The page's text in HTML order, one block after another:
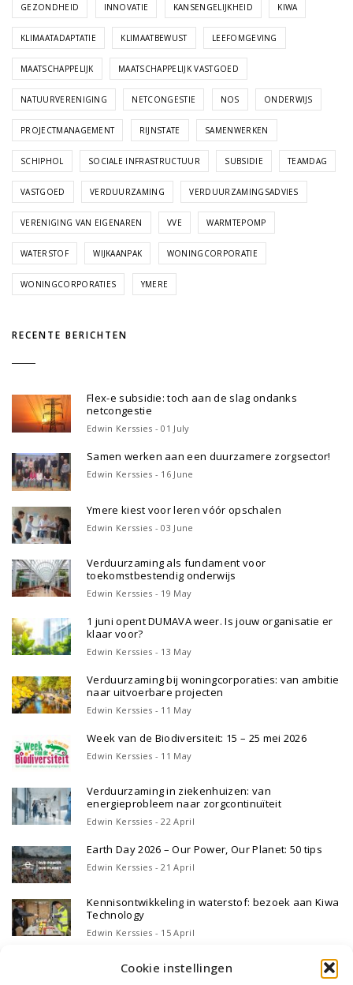
Cookie instellingen
GEZONDHEID INNOVATIE KANSENGELIJKHEID KIWA
KLIMAATADAPTATIE KLIMAATBEWUST LEEFOMGEVING
MAATSCHAPPELIJK MAATSCHAPPELIJK VASTGOED
NATUURVERENIGING NETCONGESTIE NOS ONDERWIJS
PROJECTMANAGEMENT RIJNSTATE SAMENWERKEN
SCHIPHOL SOCIALE INFRASTRUCTUUR SUBSIDIE TEAMDAG
VASTGOED VERDUURZAMING VERDUURZAMINGSADVIES
VERENIGING VAN EIGENAREN VVE WARMTEPOMP
WATERSTOF WIJKAANPAK WONINGCORPORATIE
WONINGCORPORATIES YMERE
RECENTE BERICHTEN
Flex-e subsidie: toch aan de slag ondanks
netcongestie
Edwin Kerssies - 01 July
Samen werken aan een duurzamere zorgsector!
Edwin Kerssies - 16 June
Ymere kiest voor leren vóór opschalen
Edwin Kerssies - 03 June
Verduurzaming als fundament voor
toekomstbestendig onderwijs
Edwin Kerssies - 19 May
1 juni opent DUMAVA weer. Is jouw organisatie er
klaar voor?
Edwin Kerssies - 13 May
Verduurzaming bij woningcorporaties: van ambitie
naar uitvoerbare projecten
Edwin Kerssies - 11 May
Week van de Biodiversiteit: 15 – 25 mei 2026
Edwin Kerssies - 11 May
Verduurzaming in ziekenhuizen: van
energieprobleem naar zorgcontinuïteit
Edwin Kerssies - 22 April
Earth Day 2026 – Our Power, Our Planet: 50 tips
Edwin Kerssies - 21 April
Kennisontwikkeling in waterstof: bezoek aan Kiwa
Technology
Edwin Kerssies - 15 April